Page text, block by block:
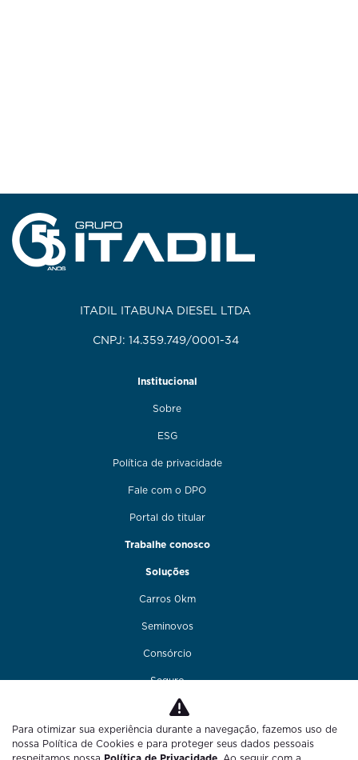
ITADIL ITABUNA DIESEL LTDA
CNPJ: 14.359.749/0001-34
Institucional
Sobre
ESG
Política de privacidade
Fale com o DPO
Portal do titular
Trabalhe conosco
Soluções
Carros 0km
Seminovos
Consórcio
Seguro
Financiamento
Funilaria e pintura
Para otimizar sua experiência durante a navegação, fazemos uso de
nossa Política de Cookies e para proteger seus dados pessoais